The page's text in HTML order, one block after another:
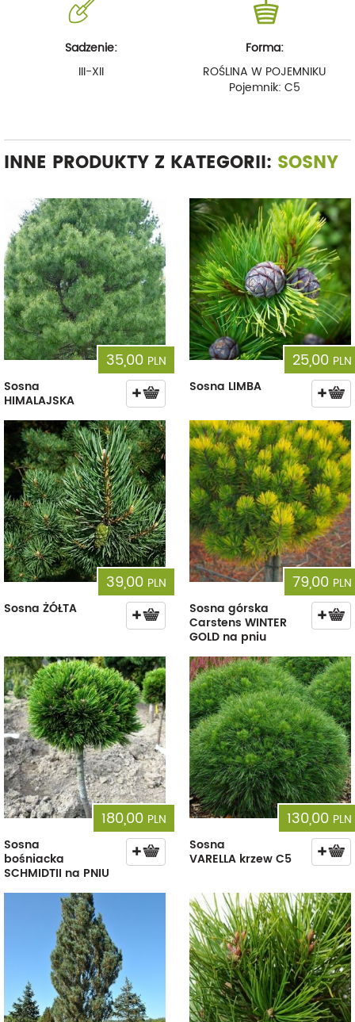
Sadzenie:
III-XII
Forma:
ROŚLINA W POJEMNIKU
Pojemnik: C5
INNE PRODUKTY Z KATEGORII: SOSNY
35,00 PLN
Sosna
HIMALAJSKA
25,00 PLN
Sosna LIMBA
39,00 PLN
Sosna ŻÓŁTA
79,00 PLN
Sosna górska
Carstens WINTER
GOLD na pniu
180,00 PLN
Sosna
bośniacka
SCHMIDTII na PNIU
130,00 PLN
Sosna
VARELLA krzew C5